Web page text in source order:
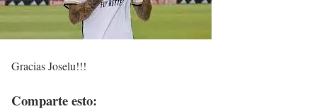
Gracias Joselu!!!
Comparte esto: